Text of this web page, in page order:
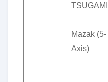
TSUGAMI
Mazak (5-
Axis)